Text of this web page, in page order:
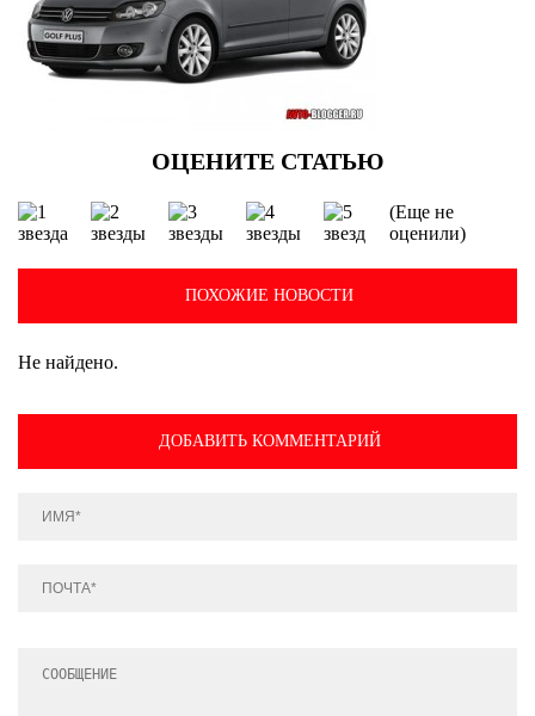
(Еще не
оценили)
ПОХОЖИЕ НОВОСТИ
Не найдено.
ДОБАВИТЬ КОММЕНТАРИЙ